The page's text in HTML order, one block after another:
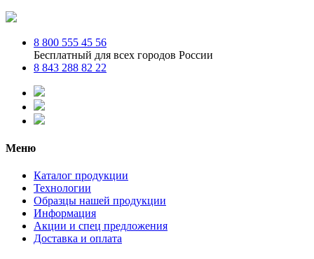
8 800 555 45 56
Бесплатный для всех городов России
8 843 288 82 22
Меню
Каталог продукции
Технологии
Образцы нашей продукции
Информация
Акции и спец предложения
Доставка и оплата